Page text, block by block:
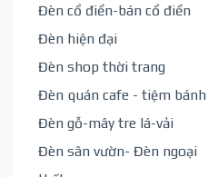
Đèn cổ điển-bán cổ điển
Đèn hiện đại
Đèn shop thời trang
Đèn quán cafe - tiệm bánh
Đèn gỗ-mây tre lá-vải
Đèn sân vườn- Đèn ngoại